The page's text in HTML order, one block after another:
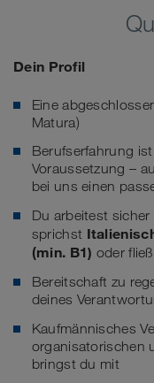
Dein Profil
Eine
Matura)
Berufserfahrung
Voraussetzung –
bei uns einen
Du arbeitest
sprichst
(min. B1) oder
Bereitschaft zu
deines
Kaufmännisches
organisatorischen
bringst du mit